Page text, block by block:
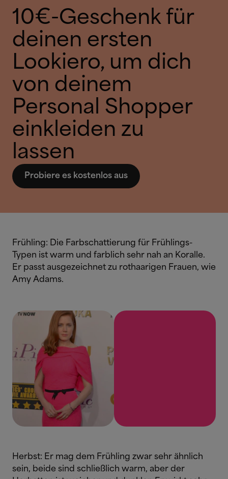
10€-Geschenk für
deinen ersten
Lookiero, um dich
von deinem
Personal Shopper
einkleiden zu
lassen
Probiere es kostenlos aus
Frühling: Die Farbschattierung für Frühlings-
Typen ist warm und farblich sehr nah an Koralle.
Er passt ausgezeichnet zu rothaarigen Frauen, wie
Amy Adams.
Herbst: Er mag dem Frühling zwar sehr ähnlich
sein, beide sind schließlich warm, aber der